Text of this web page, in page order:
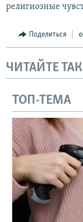
религиозные
Поделиться
ЧИТАЙТЕ
ТОП-ТЕМА